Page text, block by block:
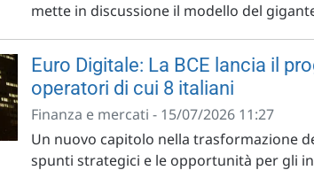
mette in discussione il modello del
Euro Digitale: La BCE lancia il
operatori di cui 8 italiani
Finanza e mercati - 15/07/2026 11:27
Un nuovo capitolo nella trasformazione
spunti strategici e le opportunità per gli